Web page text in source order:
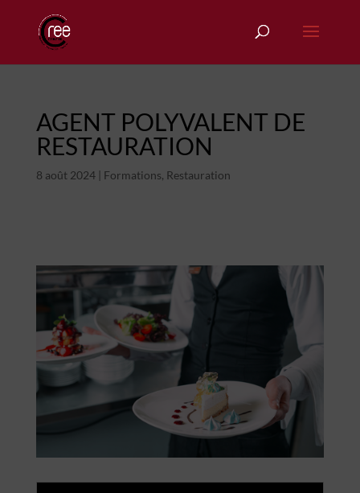
AGENT POLYVALENT DE
RESTAURATION
8 août 2024| Formations, Restauration